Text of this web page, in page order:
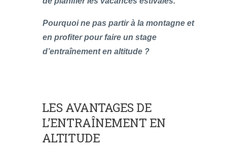
Pourquoi ne pas partir à la montagne et
en profiter pour faire un stage
d’entraînement en altitude ?
LES AVANTAGES DE
L’ENTRAÎNEMENT EN
ALTITUDE